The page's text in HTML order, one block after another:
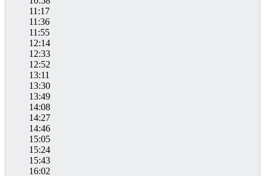
11:17
11:36
11:55
12:14
12:33
12:52
13:11
13:30
13:49
14:08
14:27
14:46
15:05
15:24
15:43
16:02